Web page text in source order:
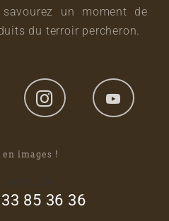
un moment de
du terroir percheron.
images !
85 36 36